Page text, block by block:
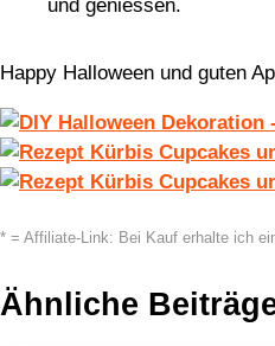
und geniessen.
Happy Halloween und guten
* = Affiliate-Link: Bei Kauf erhalte ich
Ähnliche